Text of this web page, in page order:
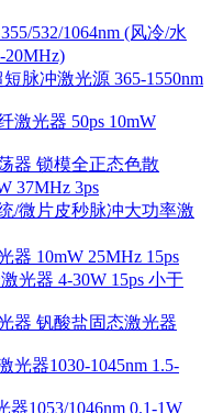
532/1064nm (风冷/水
20MHz)
脉冲激光源 365-1550nm
激光器 50ps 10mW
器 锁模全正态色散
37MHz 3ps
/微片皮秒脉冲大功率激
器 10mW 25MHz 15ps
光器 4-30W 15ps 小于
器 钒酸盐固态激光器
光器1030-1045nm 1.5-
1053/1046nm 0.1-1W